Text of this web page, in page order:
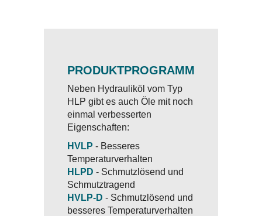
PRODUKTPROGRAMM
Neben Hydrauliköl vom Typ
HLP gibt es auch Öle mit noch
einmal verbesserten
Eigenschaften:
HVLP - Besseres
Temperaturverhalten
HLPD - Schmutzlösend und
Schmutztragend
HVLP-D - Schmutzlösend und
besseres Temperaturverhalten